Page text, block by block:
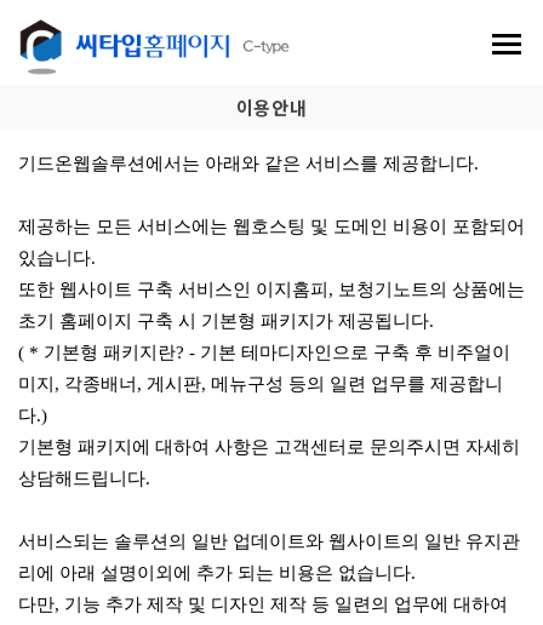
이용안내
기드온웹솔루션에서는 아래와 같은 서비스를 제공합니다.
제공하는 모든 서비스에는 웹호스팅 및 도메인 비용이 포함되어
있습니다.
또한 웹사이트 구축 서비스인 이지홈피, 보청기노트의 상품에는
초기 홈페이지 구축 시 기본형 패키지가 제공됩니다.
​( * 기본형 패키지란? - 기본 테마디자인으로 구축 후 비주얼이
미지, 각종배너, 게시판, 메뉴구성 등의 일련 업무를 제공합니
다.)
기본형 패키지에 대하여 사항은 고객센터로 문의주시면 자세히
상담해드립니다.
서비스되는 솔루션의 일반 업데이트와 웹사이트의 일반 유지관
리에 아래 설명이외에 추가 되는 비용은 없습니다.
다만, 기능 추가 제작 및 디자인 제작 등 일련의 업무에 대하여